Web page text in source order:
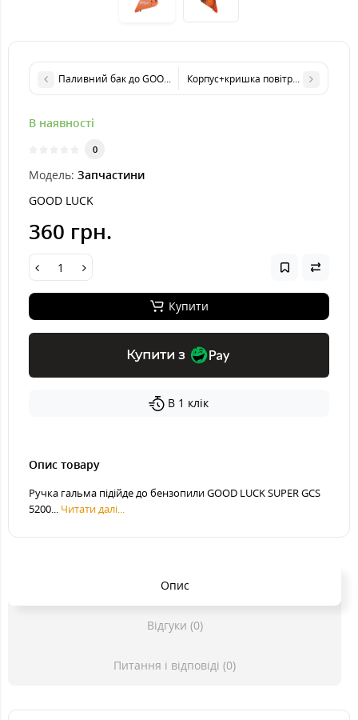
Паливний бак до GOOD LUCK SUPER GCS 5200
Корпус+кришка повітряного
В наявності
0
Модель: Запчастини
GOOD LUCK
360 грн.
Купити
Купити з
В 1 клік
Опис товару
Ручка гальма підійде до бензопили GOOD LUCK SUPER GCS
5200... Читати далі...
Опис
Відгуки (0)
Питання і відповіді (0)